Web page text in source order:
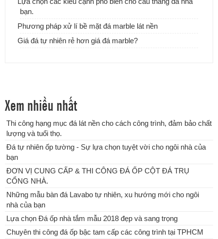
bạn.
Phương pháp xử lí bề mặt đá marble lát nền
Giá đá tự nhiên rẻ hơn giá đá marble?
Xem nhiều nhất
Thi công hạng mục đá lát nền cho cách công trình, đảm bảo chất
lượng và tuổi thọ.
Đá tự nhiên ốp tường - Sự lựa chọn tuyệt vời cho ngôi nhà của
bạn
ĐƠN VỊ CUNG CẤP & THI CÔNG ĐÁ ỐP CỘT ĐÁ TRỤ
CỔNG NHÀ.
Những mẫu bàn đá Lavabo tự nhiên, xu hướng mới cho ngôi
nhà của bạn
Lựa chọn Đá ốp nhà tắm mẫu 2018 đẹp và sang trọng
Chuyên thi công đá ốp bậc tam cấp các công trình tại TPHCM
Lựa chọn Đá ốp nhà tắm mẫu 2018 đẹp và sang trọng